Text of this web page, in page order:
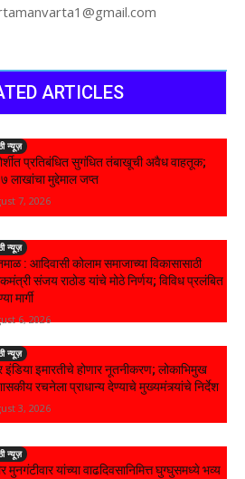
ARTICLES
न्यूज़
प्रतिबंधित सुगंधित तंबाखूची अवैध वाहतूक;
लाखांचा मुद्देमाल जप्त
7, 2026
न्यूज़
: आदिवासी कोलाम समाजाच्या विकासासाठी
संजय राठोड यांचे मोठे निर्णय; विविध प्रलंबित
मार्गी
6, 2026
न्यूज़
इंडिया इमारतीचे होणार नूतनीकरण; लोकाभिमुख
रचनेला प्राधान्य देण्याचे मुख्यमंत्र्यांचे निर्देश
3, 2026
न्यूज़
मुनगंटीवार यांच्या वाढदिवसानिमित्त घुग्घुसमध्ये भव्य